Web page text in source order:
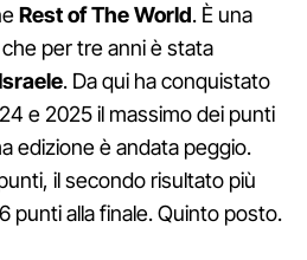
Rest of The World. È una
per tre anni è stata
. Da qui ha conquistato
e 2025 il massimo dei punti
edizione è andata peggio.
il secondo risultato più
punti alla finale. Quinto posto.